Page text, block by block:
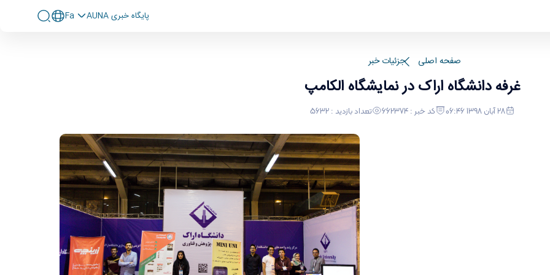
پايگاه خبری AUNA Fa
صفحه اصلی جزئیات خبر
غرفه دانشگاه اراک در نمایشگاه الکامپ
28 آبان 1398 06:46 کد خبر : 662374 تعداد بازدید : 5632